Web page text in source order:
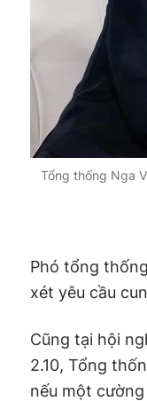
Tổng thống Nga
Phó tổng
xét yêu cầu
Cũng tại hội
2.10, Tổng
nếu một